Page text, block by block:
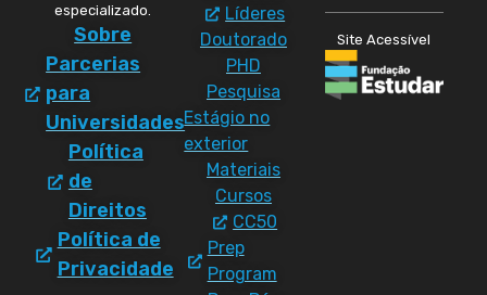
especializado.
Sobre
Parcerias
para
Universidades
Política
de
Direitos
Política de
Privacidade
Líderes
Doutorado
PHD
Pesquisa
Estágio no
exterior
Materiais
Cursos
CC50
Prep
Program
Site Acessível